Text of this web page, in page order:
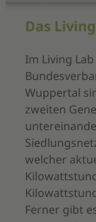
Das
Im Living
Wuppertal
zweiten
welcher
Ferner gibt